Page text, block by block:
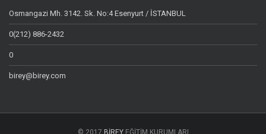
Osmangazi Mh. 3142. Sk. No:4 Esenyurt / İSTANBUL
0(212) 886-2432
0
birey@birey.com
© 2017 BİREY EĞİTİM KURUMLARI